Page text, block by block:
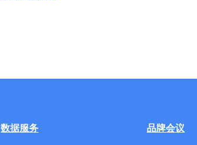
数据服务 品牌会议